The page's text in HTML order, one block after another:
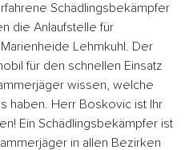
Schädlingsbekämpfer
die Anlaufstelle für
Lehmkuhl. Der
für den schnellen Einsatz
wissen, welche
haben. Herr Boskovic ist Ihr
Ein Schädlingsbekämpfer ist
in allen Bezirken